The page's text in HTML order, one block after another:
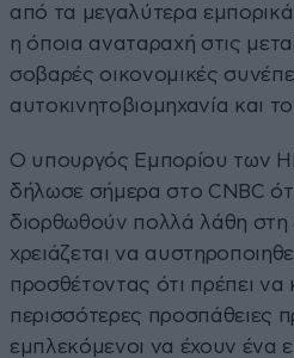
από τα μεγαλύτερα
η όποια αναταραχή στις
σοβαρές οικονομικές
αυτοκινητοβιομηχανία και
Ο υπουργός Εμπορίου των
δήλωσε σήμερα στο CNBC
διορθωθούν πολλά λάθη
χρειάζεται να
προσθέτοντας ότι πρέπει
περισσότερες προσπάθειες
εμπλεκόμενοι να έχουν ένα